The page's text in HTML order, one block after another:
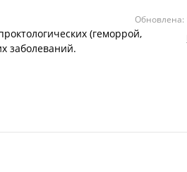
Обновлена:
(геморрой,
заболеваний.